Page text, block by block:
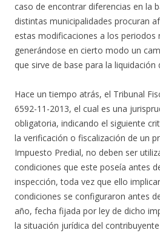
caso de encontrar diferencias en la
distintas municipalidades procuran
estas modificaciones a los periodos
generándose en cierto modo un
que sirve de base para la liquidación
Hace un tiempo atrás, el Tribunal
6592-11-2013, el cual es una
obligatoria, indicando el siguiente
la verificación o fiscalización de un
Impuesto Predial, no deben ser
condiciones que este poseía antes
inspección, toda vez que ello
condiciones se configuraron antes
año, fecha fijada por ley de dicho
la situación jurídica del